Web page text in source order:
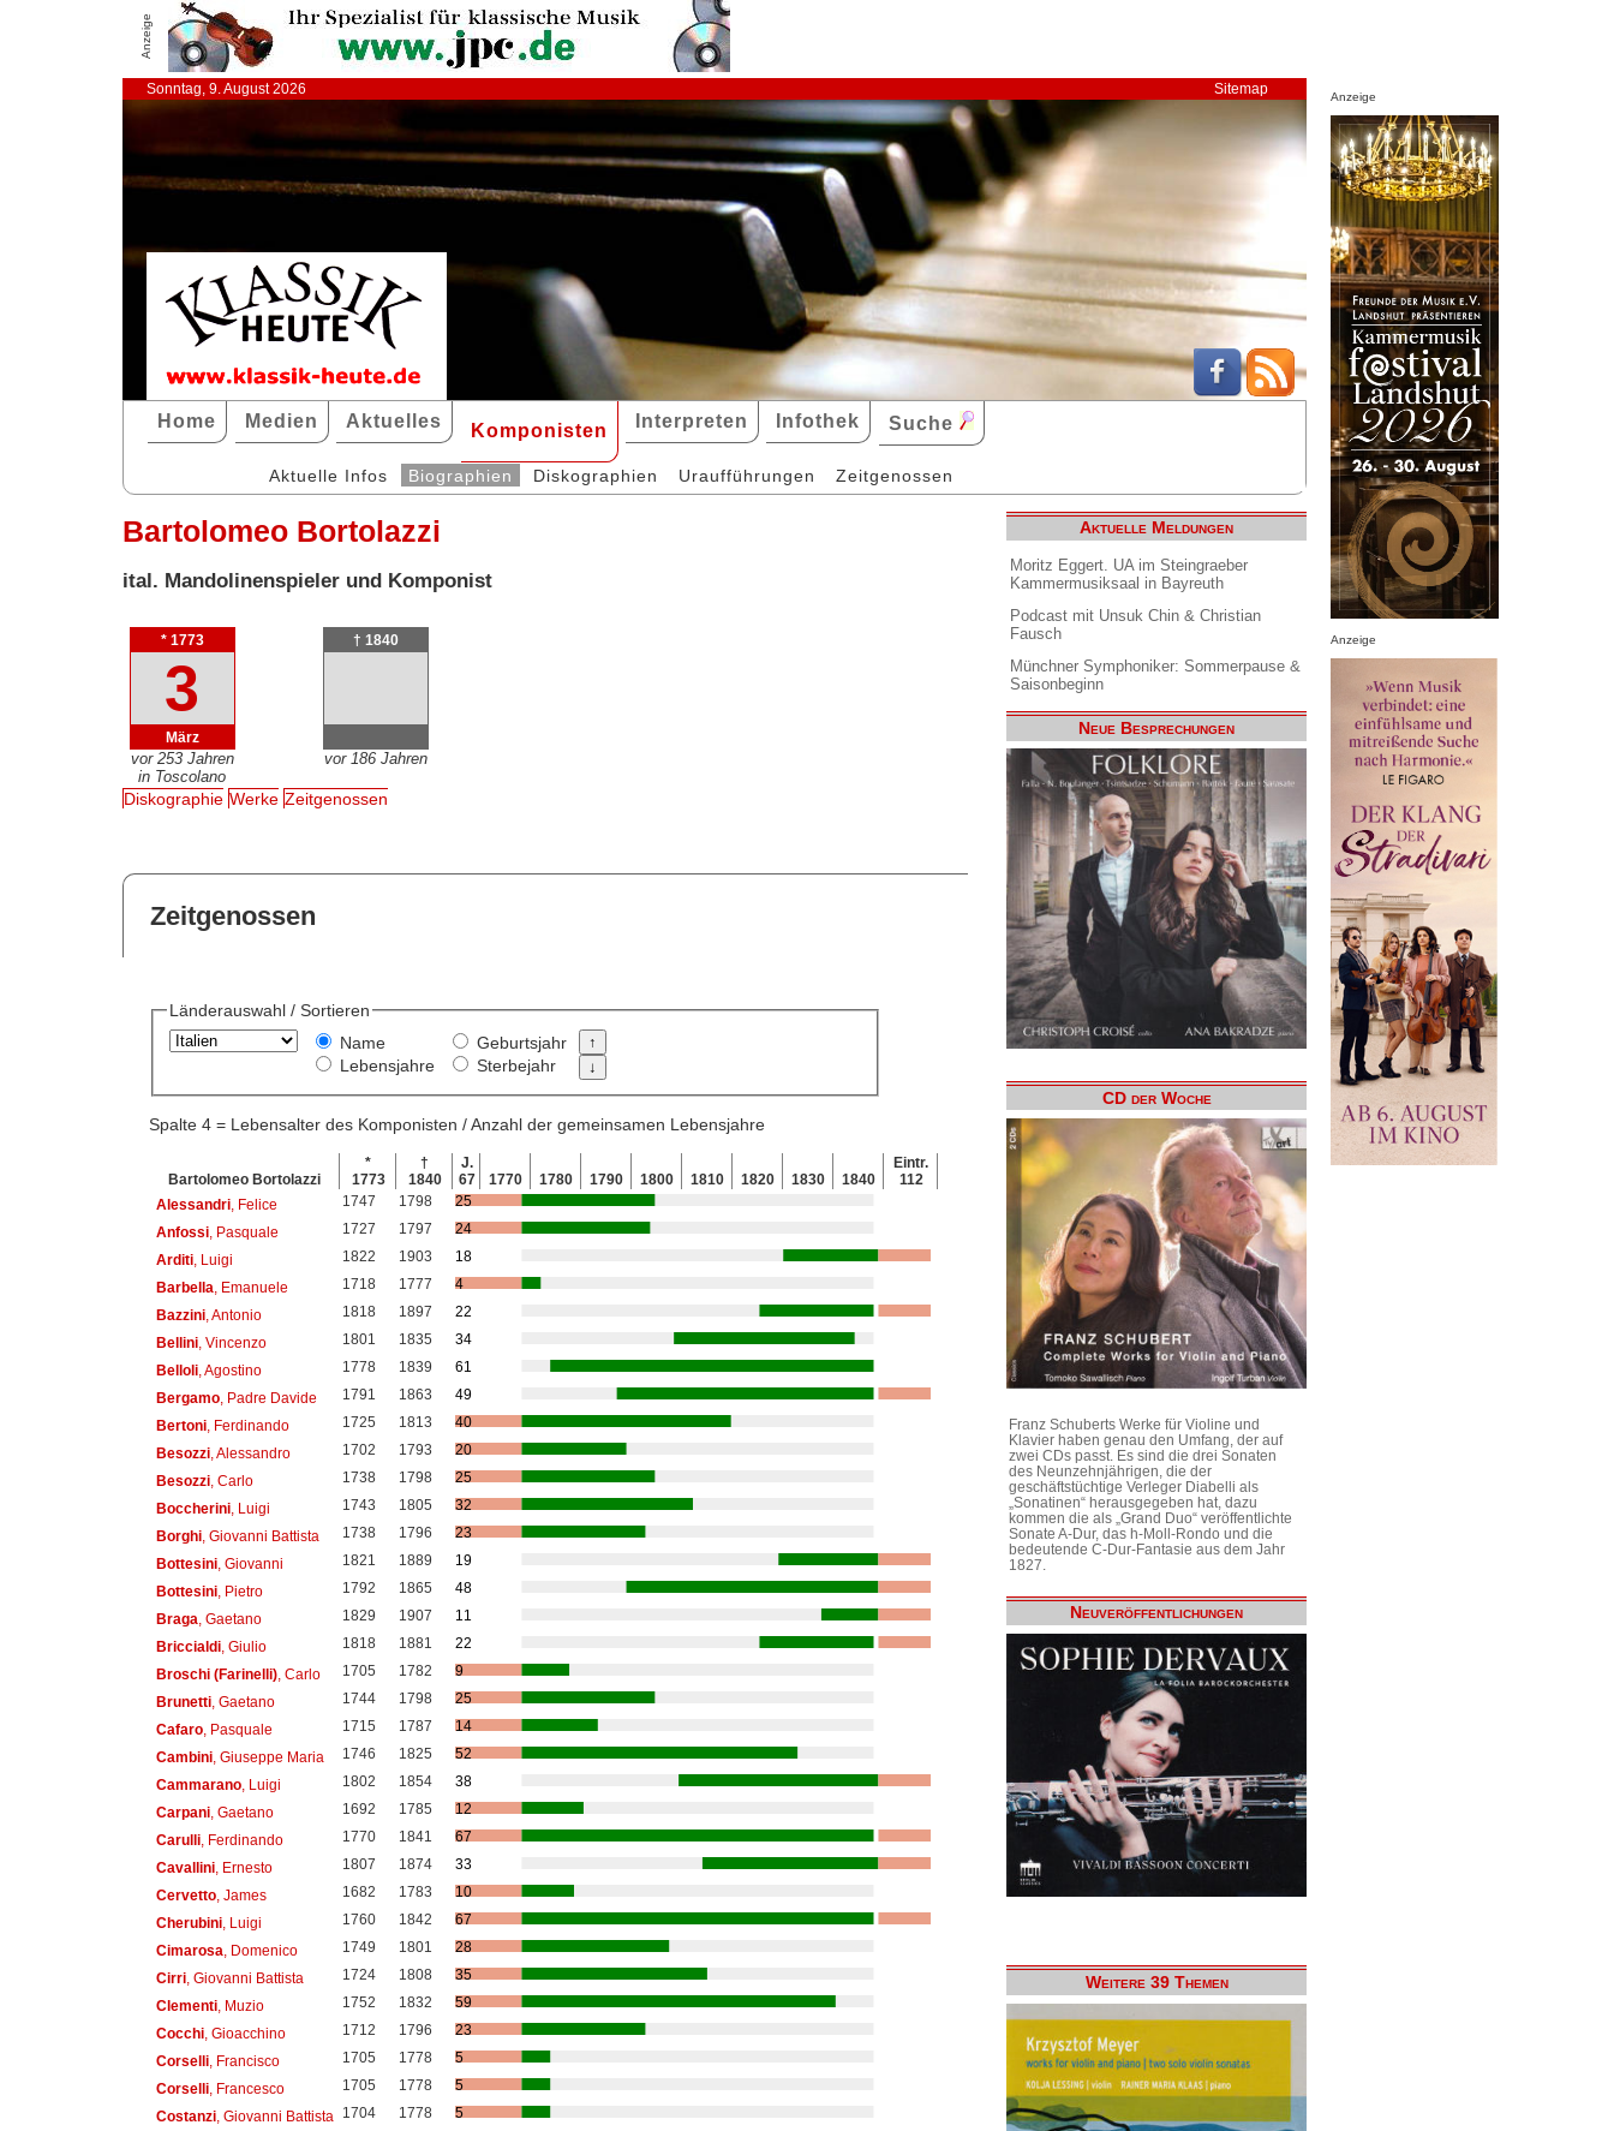
Anzeige
Sonntag, 9. August 2026 Sitemap
Home Medien Aktuelles Komponisten Interpreten Infothek Suche
Aktuelle Infos Biographien Diskographien Uraufführungen Zeitgenossen
Bartolomeo Bortolazzi
ital. Mandolinenspieler und Komponist
* 1773
3
März
vor 253 Jahren
in Toscolano
† 1840
vor 186 Jahren
Diskographie Werke Zeitgenossen
Zeitgenossen
Länderauswahl / Sortieren
Name
Lebensjahre
Geburtsjahr
Sterbejahr
Spalte 4 = Lebensalter des Komponisten / Anzahl der gemeinsamen Lebensjahre
Bartolomeo Bortolazzi
*
1773
†
1840
J.
67
1770 1780 1790 1800 1810 1820 1830 1840
Eintr.
112
Alessandri, Felice 1747 1798
25
Anfossi, Pasquale 1727 1797
24
Arditi, Luigi 1822 1903
18
Barbella , Emanuele 1718 1777
4
Bazzini, Antonio 1818 1897
22
Bellini, Vincenzo 1801 1835
34
Belloli, Agostino 1778 1839
61
Bergamo, Padre Davide 1791 1863
49
Bertoni, Ferdinando 1725 1813
40
Besozzi, Alessandro 1702 1793
20
Besozzi, Carlo 1738 1798
25
Boccherini, Luigi 1743 1805
32
Borghi, Giovanni Battista 1738 1796
23
Bottesini, Giovanni 1821 1889
19
Bottesini, Pietro 1792 1865
48
Braga , Gaetano 1829 1907
11
Briccialdi, Giulio 1818 1881
22
Broschi (Farinelli), Carlo 1705 1782
9
Brunetti, Gaetano 1744 1798
25
Cafaro, Pasquale 1715 1787
14
Cambini, Giuseppe Maria 1746 1825
52
Cammarano, Luigi 1802 1854
38
Carpani, Gaetano 1692 1785
12
Carulli, Ferdinando 1770 1841
67
Cavallini, Ernesto 1807 1874
33
Cervetto, James 1682 1783
10
Cherubini, Luigi 1760 1842
67
Cimarosa , Domenico 1749 1801
28
Cirri, Giovanni Battista 1724 1808
35
Clementi, Muzio 1752 1832
59
Cocchi, Gioacchino 1712 1796
23
Corselli, Francisco 1705 1778
5
Corselli, Francesco 1705 1778
5
Costanzi, Giovanni Battista 1704 1778
5
Aktuelle Meldungen
Moritz Eggert. UA im Steingraeber
Kammermusiksaal in Bayreuth
Podcast mit Unsuk Chin & Christian
Fausch
Münchner Symphoniker: Sommerpause &
Saisonbeginn
Neue Besprechungen
CD der Woche
Franz Schuberts Werke für Violine und
Klavier haben genau den Umfang, der auf
zwei CDs passt. Es sind die drei Sonaten
des Neunzehnjährigen, die der
geschäftstüchtige Verleger Diabelli als
„Sonatinen“ herausgegeben hat, dazu
kommen die als „Grand Duo“ veröffentlichte
Sonate A-Dur, das h-Moll-Rondo und die
bedeutende C-Dur-Fantasie aus dem Jahr
1827.
Neuveröffentlichungen
Weitere 39 Themen
Anzeige
Anzeige